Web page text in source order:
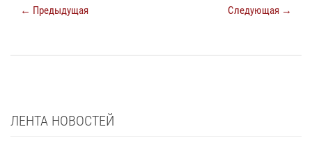
← Предыдущая Следующая →
ЛЕНТА НОВОСТЕЙ